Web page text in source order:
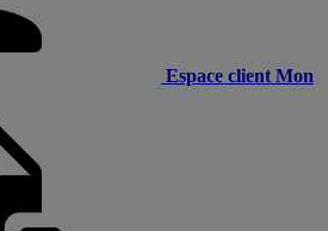
Espace client Mon